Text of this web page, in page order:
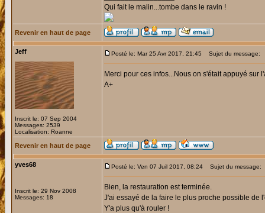
Qui fait le malin...tombe dans le ravin !
Revenir en haut de page
Jeff
Inscrit le: 07 Sep 2004
Messages: 2539
Localisation: Roanne
Posté le: Mar 25 Avr 2017, 21:45 Sujet du message:
Merci pour ces infos...Nous on s'était appuyé sur
A+
Revenir en haut de page
yves68
Inscrit le: 29 Nov 2008
Messages: 18
Posté le: Ven 07 Juil 2017, 08:24 Sujet du message:
Bien, la restauration est terminée.
J'ai essayé de la faire le plus proche possible de
Y'a plus qu'à rouler !